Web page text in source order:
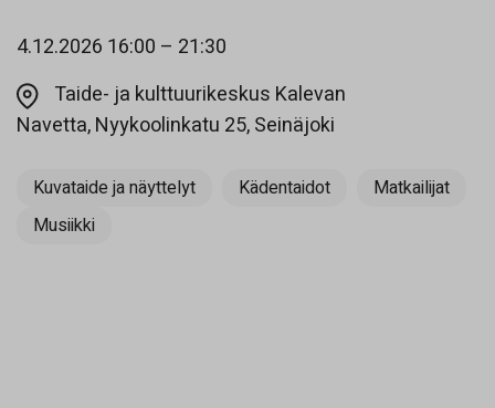
4.12.2026 16:00 – 21:30
Taide- ja kulttuurikeskus Kalevan
Navetta, Nyykoolinkatu 25, Seinäjoki
Kuvataide ja näyttelyt Kädentaidot
Matkailijat
Musiikki